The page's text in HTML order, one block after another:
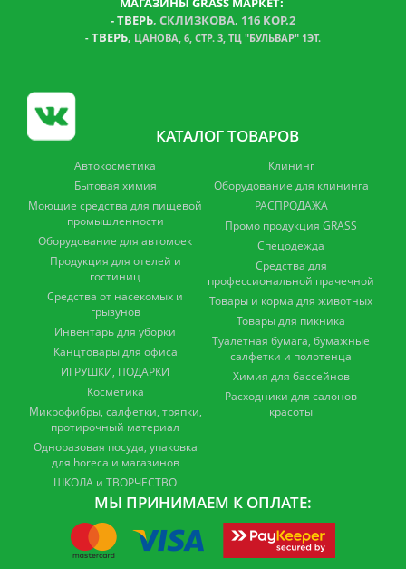
-ТВЕРЬ, СКЛИЗКОВА, 116 КОР.2
- ТВЕРЬ, ЦАНОВА, 6, СТР. 3, ТЦ "БУЛЬВАР" 1ЭТ.
КАТАЛОГ ТОВАРОВ
Автокосметика
Бытовая химия
Моющие средства для пищевой
промышленности
Оборудование для автомоек
Продукция для отелей и
гостиниц
Средства от насекомых и
грызунов
Инвентарь для уборки
Канцтовары для офиса
ИГРУШКИ, ПОДАРКИ
Косметика
Микрофибры, салфетки, тряпки,
протирочный материал
Одноразовая посуда, упаковка
для horeca и магазинов
ШКОЛА и ТВОРЧЕСТВО
Клининг
Оборудование для клининга
РАСПРОДАЖА
Промо продукция GRASS
Спецодежда
Средства для
профессиональной прачечной
Товары и корма для животных
Товары для пикника
Туалетная бумага, бумажные
салфетки и полотенца
Химия для бассейнов
Расходники для салонов
красоты
МЫ ПРИНИМАЕМ К ОПЛАТЕ: